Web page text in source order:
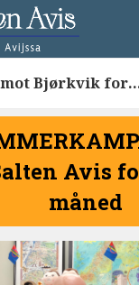
mot Bjørkvik for
Avis
måned